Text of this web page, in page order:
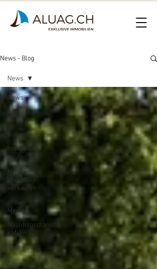
News - Blog
News
Agentur
News
Kundenstimmen
Immobilie
kaufen
Meine
Immobilie
verkaufen
In den
Medien
Nachfolgeplanung
KMU
Sponsoring
&
Charity
News